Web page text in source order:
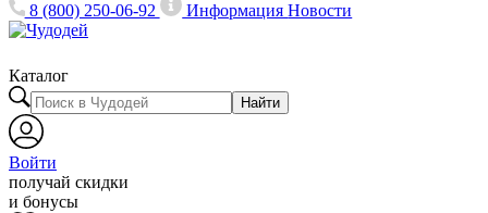
8 (800) 250-06-92
ИнформацияНовости
Каталог
Найти
Войти
получай скидки
и бонусы